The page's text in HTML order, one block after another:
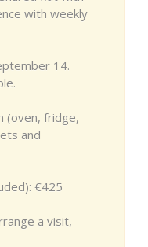
with weekly
14.
(oven, fridge,
and
€425
a visit,